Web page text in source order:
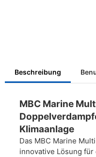
Beschreibung
MBC Marine
Klimaanlage
Das MBC Marine
innovative Lösung